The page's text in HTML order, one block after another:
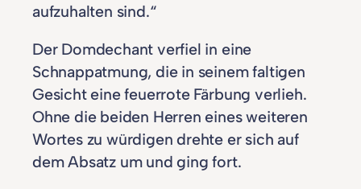
aufzuhalten sind.“
Der Domdechant verfiel in eine
Schnappatmung, die in seinem faltigen
Gesicht eine feuerrote Färbung verlieh.
Ohne die beiden Herren eines weiteren
Wortes zu würdigen drehte er sich auf
dem Absatz um und ging fort.